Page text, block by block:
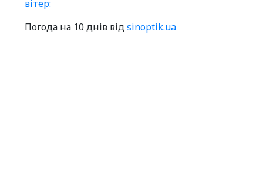
вітер:
Погода на 10 днів відsinoptik.ua